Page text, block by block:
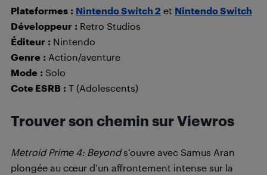
Plateformes : Nintendo Switch 2 et Nintendo Switch
Développeur : Retro Studios
Éditeur : Nintendo
Genre : Action/aventure
Mode : Solo
Cote ESRB : T (Adolescents)
Trouver son chemin sur Viewros
Metroid Prime 4: Beyonds’ouvre avec Samus Aran
plongée au cœur d’un affrontement intense sur la